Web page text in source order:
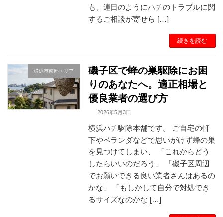
も、連日のようにハチのトラブルに関
するご相談が寄せら […]
続きを読む
横浜市南部エリア
磯子区で蜂の巣駆除にお困
りのあなたへ。適正相場と
優良業者の選び方
2026年5月3日
横浜ハチ駆除本舗です。 ご自宅の軒
下やベランダなどで思いがけず蜂の巣
を見つけてしまい、 「これからどう
したらいいのだろう」 「磯子区周辺
でお願いできる良い業者さんはあるの
かな」 「もしかして自分で対処でき
るサイズなのかな […]